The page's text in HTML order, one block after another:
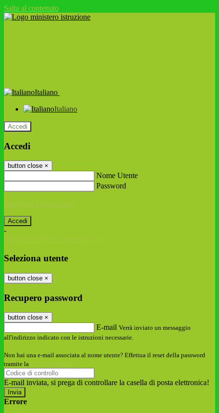
Salta al contenuto
Italiano
Italiano
Accedi
Accedi
button close ×
Nome Utente
Password
-
Seleziona utente
button close ×
Recupero password
button close ×
E-mail Verrà inviato un messaggio
all'indirizzo indicato con le istruzioni necessarie.
Non hai una e-mail associata al nome utente? Effettua il reset della password
tramite la
E-mail inviata, si prega di controllare la casella di posta elettronica!
Errore